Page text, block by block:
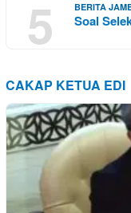
5 BERITA
Soal
CAKAP KETUA EDI